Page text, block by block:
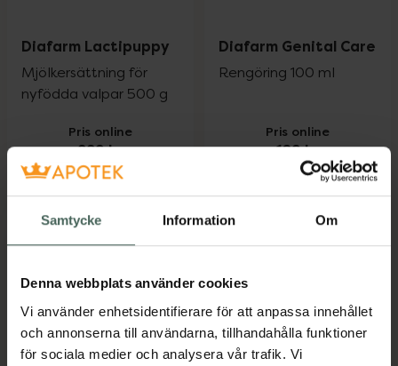
Samtycke Information Om
Denna webbplats använder cookies
Vi använder enhetsidentifierare för att anpassa innehållet
och annonserna till användarna, tillhandahålla funktioner
för sociala medier och analysera vår trafik. Vi
Diafarm Lactipuppy
Mjölkersättning för
nyfödda valpar 500 g
Pris online
229 kr
Diafarm Lactipuppy, 229 kr.
Diafarm Genital Care
Rengöring 100 ml
Pris online
189 kr
Diafarm